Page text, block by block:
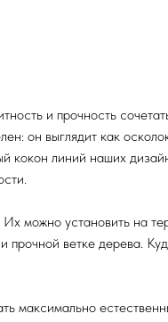
и прочность
он выглядит как
линий наших
можно установить на
ветке дерева.
максимально